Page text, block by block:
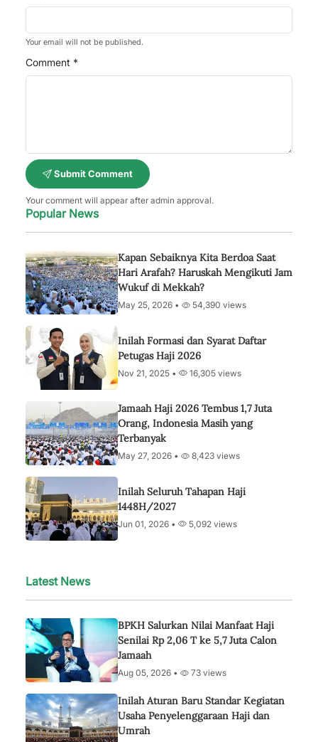
Your email will not be published.
Comment *
Submit Comment
Your comment will appear after admin approval.
Popular News
Kapan Sebaiknya Kita Berdoa Saat
Hari Arafah? Haruskah Mengikuti Jam
Wukuf di Mekkah?
May 25, 2026 • 54,390 views
Inilah Formasi dan Syarat Daftar
Petugas Haji 2026
Nov 21, 2025 • 16,305 views
Jamaah Haji 2026 Tembus 1,7 Juta
Orang, Indonesia Masih yang
Terbanyak
May 27, 2026 • 8,423 views
Inilah Seluruh Tahapan Haji
1448H/2027
Jun 01, 2026 • 5,092 views
Latest News
BPKH Salurkan Nilai Manfaat Haji
Senilai Rp 2,06 T ke 5,7 Juta Calon
Jamaah
Aug 05, 2026 • 73 views
Inilah Aturan Baru Standar Kegiatan
Usaha Penyelenggaraan Haji dan
Umrah